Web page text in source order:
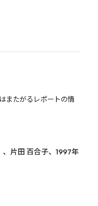
またがるレポートの情
片田 百合子、1997年